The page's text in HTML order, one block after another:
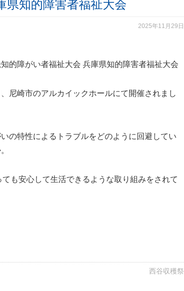
県知的障害者福祉大会
2025年11月29日
的障がい者福祉大会 兵庫県知的障害者福祉大会
尼崎市のアルカイックホールにて開催されまし
の特性によるトラブルをどのように回避してい
も安心して生活できるような取り組みをされて
西谷収穫祭